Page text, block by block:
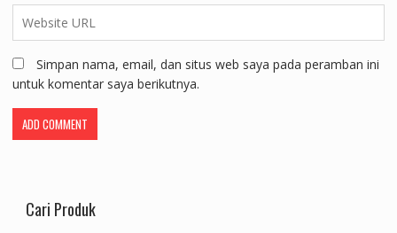
Simpan nama, email, dan situs web saya pada peramban ini
untuk komentar saya berikutnya.
Cari Produk